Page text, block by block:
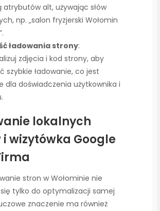
alt, używając słów
np. „salon fryzjerski Wołomin
ładowania strony:
zdjęcia i kod strony, aby
szybkie ładowanie, co jest
dla doświadczenia użytkownika i
lokalnych
i wizytówka Google
stron w Wołominie nie
tylko do optymalizacji samej
znaczenie ma również